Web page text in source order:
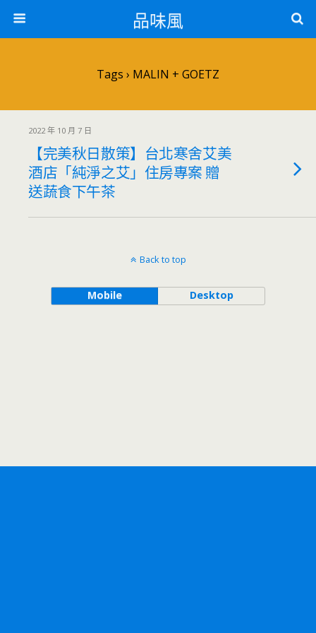
品味風
Tags › MALIN + GOETZ
2022 年 10 月 7 日
【完美秋日散策】台北寒舍艾美
酒店「純淨之艾」住房專案 贈
送蔬食下午茶
Back to top
Mobile Desktop